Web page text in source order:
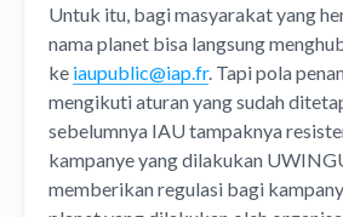
Untuk itu, bagi masyarakat yang
nama planet bisa langsung
ke iaupublic@iap.fr. Tapi pola
mengikuti aturan yang sudah
sebelumnya IAU tampaknya
kampanye yang dilakukan
memberikan regulasi bagi